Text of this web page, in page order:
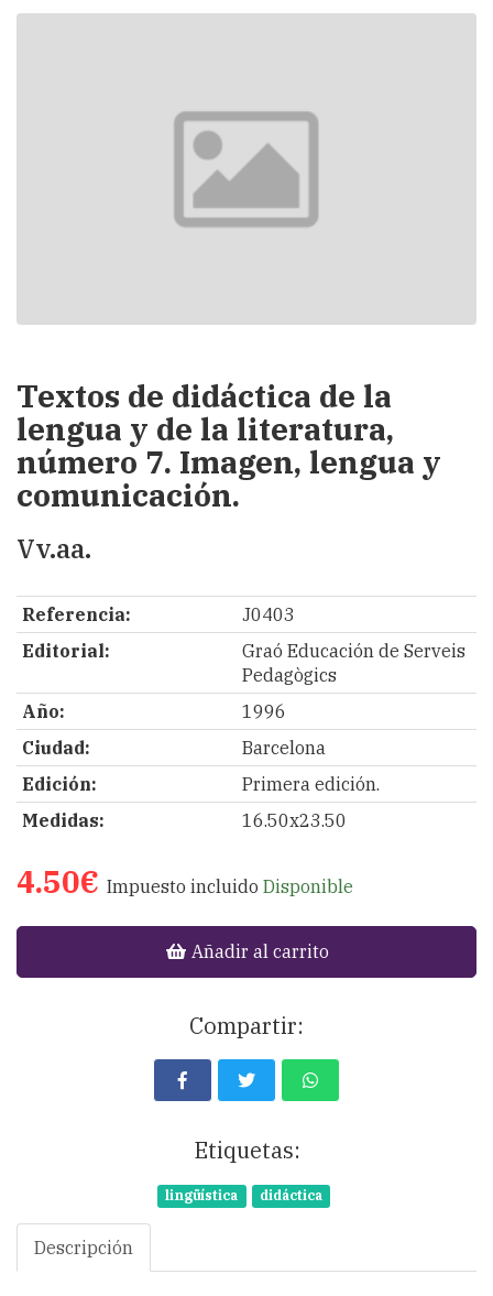
Textos de didáctica de la
lengua y de la literatura,
número 7. Imagen, lengua y
comunicación.
Vv.aa.
Referencia:
J0403
Editorial:
Graó Educación de Serveis
Pedagògics
Año:
1996
Ciudad:
Barcelona
Edición:
Primera edición.
Medidas:
16.50x23.50
4.50€ Impuesto incluido Disponible
Añadir al carrito
Compartir:
Etiquetas:
lingüística didáctica
Descripción